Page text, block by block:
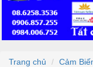
Trang chủ Cảm